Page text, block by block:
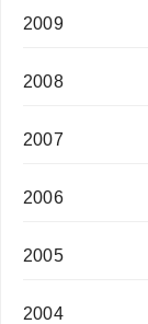
2009
2008
2007
2006
2005
2004